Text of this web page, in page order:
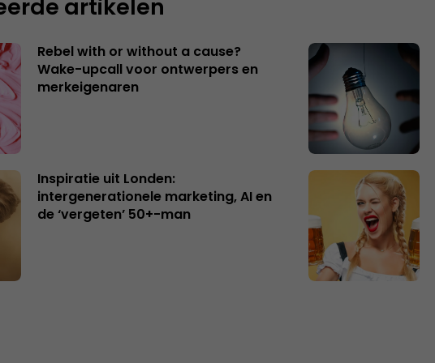
artikelen
Rebel with or without a cause?
Wake-upcall voor ontwerpers en
merkeigenaren
Inspiratie uit Londen:
intergenerationele marketing, AI en
de ‘vergeten’ 50+-man